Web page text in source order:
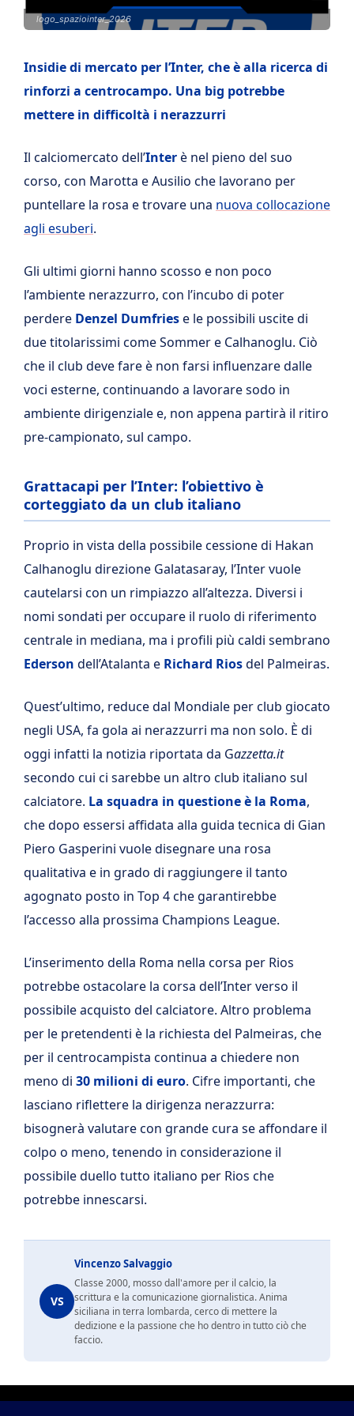
logo_spaziointer_2026
Insidie di mercato per l’Inter, che è alla ricerca di
rinforzi a centrocampo. Una big potrebbe
mettere in difficoltà i nerazzurri
Il calciomercato dell’Interè nel pieno del suo
corso, con Marotta e Ausilio che lavorano per
puntellare la rosa e trovare una nuova collocazione
agli esuberi.
Gli ultimi giorni hanno scosso e non poco
l’ambiente nerazzurro, con l’incubo di poter
perdere Denzel Dumfriese le possibili uscite di
due titolarissimi come Sommer e Calhanoglu. Ciò
che il club deve fare è non farsi influenzare dalle
voci esterne, continuando a lavorare sodo in
ambiente dirigenziale e, non appena partirà il ritiro
pre-campionato, sul campo.
Grattacapi per l’Inter: l’obiettivo è
corteggiato da un club italiano
Proprio in vista della possibile cessione di Hakan
Calhanoglu direzione Galatasaray, l’Inter vuole
cautelarsi con un rimpiazzo all’altezza. Diversi i
nomi sondati per occupare il ruolo di riferimento
centrale in mediana, ma i profili più caldi sembrano
Ederson dell’Atalanta e Richard Riosdel Palmeiras.
Quest’ultimo, reduce dal Mondiale per club giocato
negli USA, fa gola ai nerazzurri ma non solo. È di
oggi infatti la notizia riportata da Gazzetta.it
secondo cui ci sarebbe un altro club italiano sul
calciatore. La squadra in questione è la Roma,
che dopo essersi affidata alla guida tecnica di Gian
Piero Gasperini vuole disegnare una rosa
qualitativa e in grado di raggiungere il tanto
agognato posto in Top 4 che garantirebbe
l’accesso alla prossima Champions League.
L’inserimento della Roma nella corsa per Rios
potrebbe ostacolare la corsa dell’Inter verso il
possibile acquisto del calciatore. Altro problema
per le pretendenti è la richiesta del Palmeiras, che
per il centrocampista continua a chiedere non
meno di 30 milioni di euro. Cifre importanti, che
lasciano riflettere la dirigenza nerazzurra:
bisognerà valutare con grande cura se affondare il
colpo o meno, tenendo in considerazione il
possibile duello tutto italiano per Rios che
potrebbe innescarsi.
VS
Vincenzo Salvaggio
Classe 2000, mosso dall'amore per il calcio, la
scrittura e la comunicazione giornalistica. Anima
siciliana in terra lombarda, cerco di mettere la
dedizione e la passione che ho dentro in tutto ciò che
faccio.